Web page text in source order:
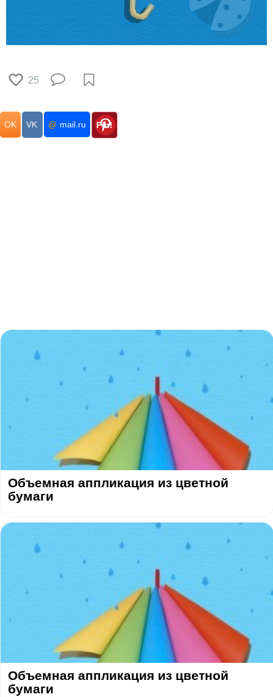
25
OK VK @ mail.ru Pin!
Объемная аппликация из цветной
бумаги
Объемная аппликация из цветной
бумаги